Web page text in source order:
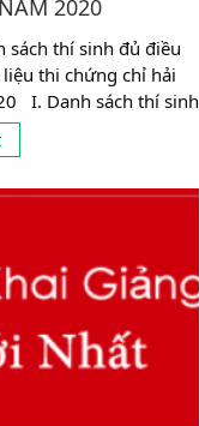
2020
sách thí sinh đủ điều
thi chứng chỉ hải
I. Danh sách thí sinh